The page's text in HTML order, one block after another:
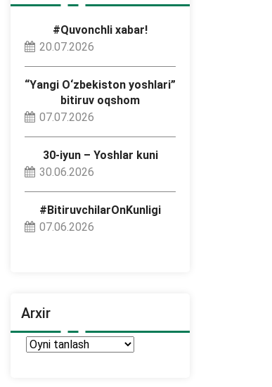
#Quvonchli xabar!
20.07.2026
“Yangi O‘zbekiston yoshlari”
bitiruv oqshom
07.07.2026
30-iyun – Yoshlar kuni
30.06.2026
#BitiruvchilarOnKunligi
07.06.2026
Arxir
Arxir